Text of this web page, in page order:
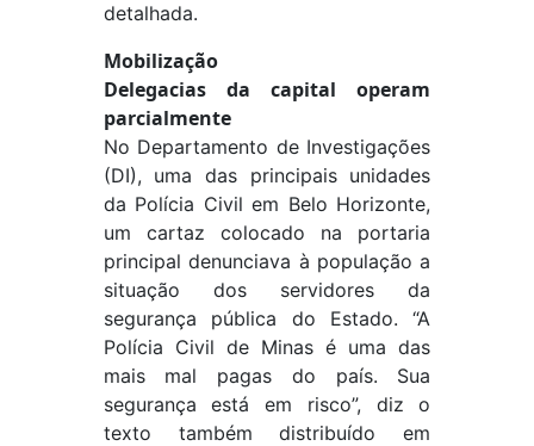
detalhada.
Mobilização
Delegacias da capital operam
parcialmente
No Departamento de Investigações
(DI), uma das principais unidades
da Polícia Civil em Belo Horizonte,
um cartaz colocado na portaria
principal denunciava à população a
situação dos servidores da
segurança pública do Estado. “A
Polícia Civil de Minas é uma das
mais mal pagas do país. Sua
segurança está em risco”, diz o
texto também distribuído em